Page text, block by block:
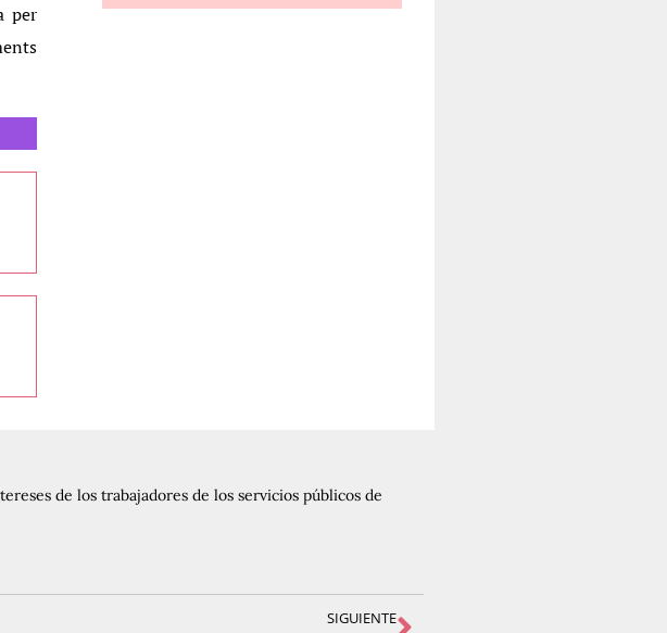
per
de los trabajadores de los servicios públicos de
SIGUIENTE